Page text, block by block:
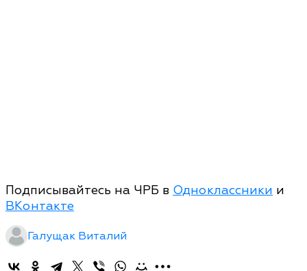
Подписывайтесь на ЧРБ в Одноклассники и
ВКонтакте
Галущак Виталий